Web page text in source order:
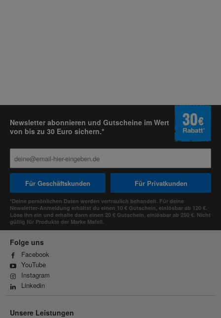
Newsletter abonnieren und Gutscheine im Wert
von bis zu 30 Euro sichern.*
Für Geschäftskunden Für Privatkunden
*Deine persönlichen Daten werden vertraulich behandelt. Für deine
Newsletter-Anmeldung erhältst du einen 10 € Gutschein, einlösbar ab 120 €.
Löse ihn ein und erhalte dann einen 20 € Gutschein, einlösbar ab 250 €. Nicht
gültig für Produkte der Marke Mafell.
Folge uns
Facebook
YouTube
Instagram
Linkedin
Unsere Leistungen